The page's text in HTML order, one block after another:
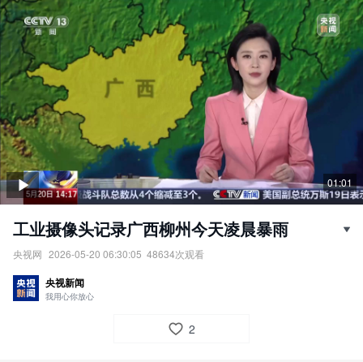
01:01
工业摄像头记录广西柳州今天凌晨暴雨
央视网 2026-05-20 06:30:05 48634次观看
责任编辑：央视网
央视新闻
我用心你放心
2